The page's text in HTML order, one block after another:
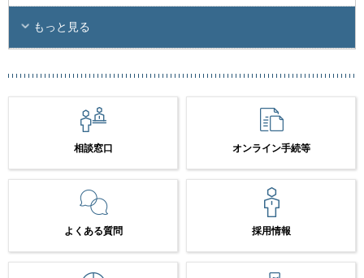
もっと見る
相談窓口 オンライン手続等
よくある質問 採用情報